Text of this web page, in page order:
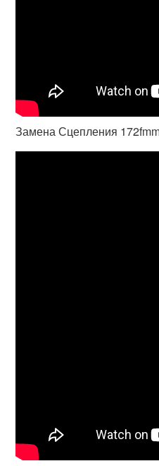
Замена Сцепления